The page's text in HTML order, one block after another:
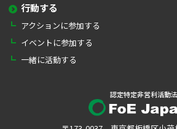
行動する
アクションに参加する
イベントに参加する
一緒に活動する
認定特定非営利活動